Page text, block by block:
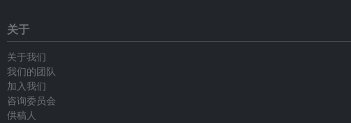
关于
关于我们
我们的团队
加入我们
咨询委员会
供稿人